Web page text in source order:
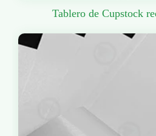
Tablero de Cupstock